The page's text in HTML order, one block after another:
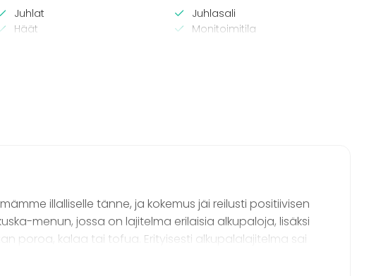
Juhlat
Häät
Juhlasali
Monitoimitila
illalliselle tänne, ja kokemus jäi reilusti positiivisen
menun, jossa on lajitelma erilaisia alkupaloja, lisäksi
poroa, kalaa tai tofua. Erityisesti alkupalalajitelma sai
lammasmakkarat ja minikanttarellit. Pimenevässä